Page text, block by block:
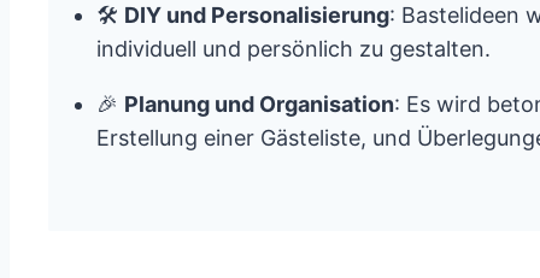
🛠️ DIY und Personalisierung: Bastelideen
individuell und persönlich zu gestalten.
🎉 Planung und Organisation: Es wird
Erstellung einer Gästeliste, und